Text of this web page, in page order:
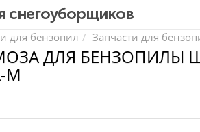
(болгарок)
другие
устройства
узлы
снегоуборщиков
для бензопил Запчасти для
ДЛЯ БЕНЗОПИЛЫ
M